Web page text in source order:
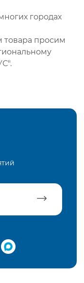
городах
товара просим